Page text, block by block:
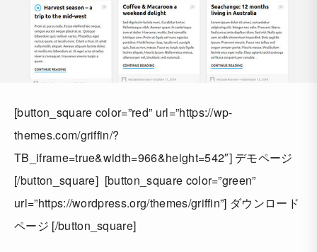
[button_square color=”red” url=”https://wp-
themes.com/griffin/?
TB_iframe=true&width=966&height=542″] デモページ
[/button_square] [button_square color=”green”
url=”https://wordpress.org/themes/griffin”] ダウンロード
ページ [/button_square]